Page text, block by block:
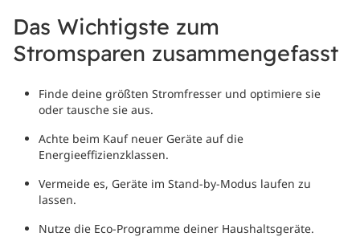
Das Wichtigste zum
Stromsparen zusammengefasst
Finde deine größten Stromfresser und optimiere sie
oder tausche sie aus.
Achte beim Kauf neuer Geräte auf die
Energieeffizienzklassen.
Vermeide es, Geräte im Stand-by-Modus laufen zu
lassen.
Nutze die Eco-Programme deiner Haushaltsgeräte.